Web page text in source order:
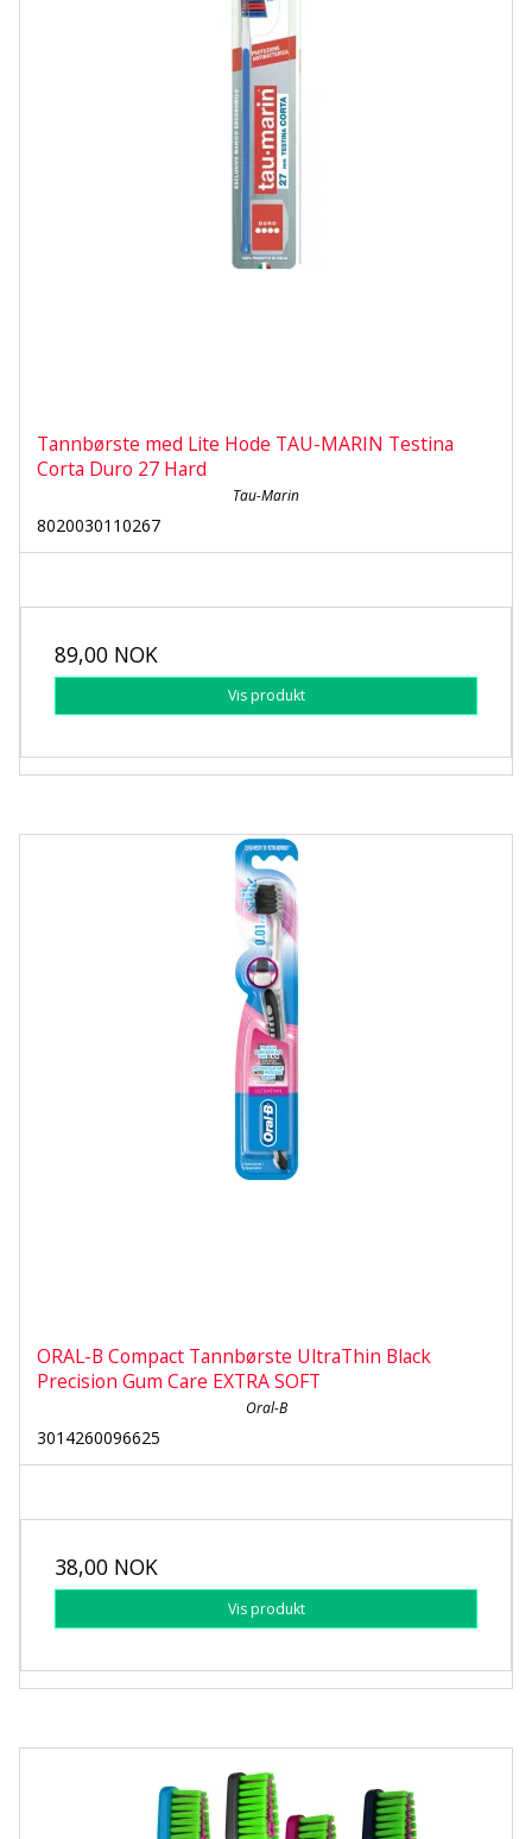
Tannbørste med Lite Hode TAU-MARIN Testina
Corta Duro 27 Hard
Tau-Marin
8020030110267
89,00 NOK
Vis produkt
ORAL-B Compact Tannbørste UltraThin Black
Precision Gum Care EXTRA SOFT
Oral-B
3014260096625
38,00 NOK
Vis produkt